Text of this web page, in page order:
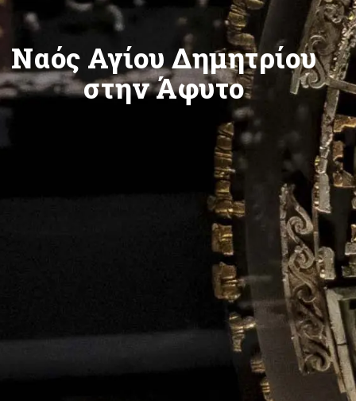
Ναός Αγίου Δημητρίου
στην Άφυτο